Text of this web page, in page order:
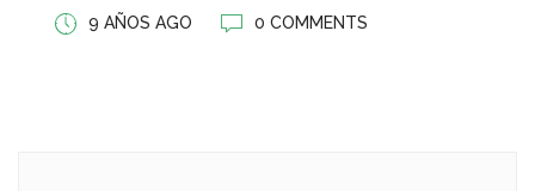
9 AÑOS AGO 0 COMMENTS